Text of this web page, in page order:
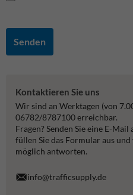
Senden
Kontaktieren Sie uns
Wir sind an Werktagen (von
06782/8787100 erreichbar.
Fragen? Senden Sie eine E-Mail
füllen Sie das Formular aus
möglich antworten.
info@trafficsupply.de